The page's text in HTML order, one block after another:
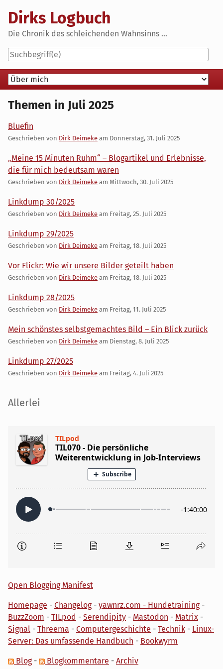
content
Dirks Logbuch
Die Chronik des schleichenden Wahnsinns ...
Navigation
Themen in Juli 2025
Bluefin
Geschrieben von Dirk Deimeke am Donnerstag, 31. Juli 2025
„Meine 15 Minuten Ruhm“ – Blogartikel und Erlebnisse,
die für mich bedeutsam waren
Geschrieben von Dirk Deimeke am Mittwoch, 30. Juli 2025
Linkdump 30/2025
Geschrieben von Dirk Deimeke am Freitag, 25. Juli 2025
Linkdump 29/2025
Geschrieben von Dirk Deimeke am Freitag, 18. Juli 2025
Vor Flickr: Wie wir unsere Bilder geteilt haben
Geschrieben von Dirk Deimeke am Freitag, 18. Juli 2025
Linkdump 28/2025
Geschrieben von Dirk Deimeke am Freitag, 11. Juli 2025
Mein schönstes selbstgemachtes Bild – Ein Blick zurück
Geschrieben von Dirk Deimeke am Dienstag, 8. Juli 2025
Linkdump 27/2025
Geschrieben von Dirk Deimeke am Freitag, 4. Juli 2025
Seitenleiste
Allerlei
Open Blogging Manifest
Homepage - Changelog- yawnrz.com - Hundetraining-
BuzzZoom - TILpod - Serendipity - Mastodon - Matrix -
Signal - Threema - Computergeschichte - Technik - Linux-
Server: Das umfassende Handbuch - Bookwyrm
Blog- Blogkommentare - Archiv